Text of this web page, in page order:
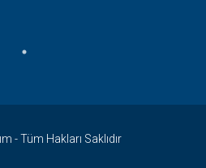
- Tüm Hakları Saklıdır